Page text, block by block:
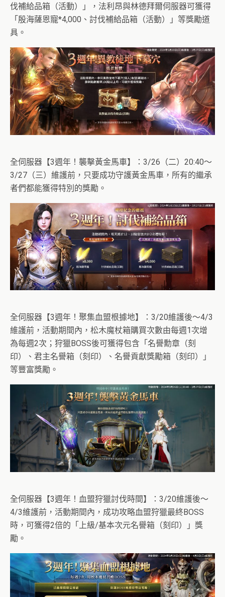
伐補給品箱（活動）」，法利昂與林德拜爾伺服器可獲得
「殷海薩恩寵*4,000、討伐補給品箱（活動）」等獎勵道
具。
全伺服器【3週年！襲擊黃金馬車】：3/26（二）20:40～
3/27（三）維護前，只要成功守護黃金馬車，所有的繼承
者們都能獲得特別的獎勵。
全伺服器【3週年！聚集血盟根據地】：3/20維護後～4/3
維護前，活動期間內，松木魔杖箱購買次數由每週1次增
為每週2次；狩獵BOSS後可獲得包含「名譽勳章（刻
印）、君主名譽箱（刻印）、名譽貢獻獎勵箱（刻印）」
等豐富獎勵。
全伺服器【3週年！血盟狩獵討伐時間】：3/20維護後～
4/3維護前，活動期間內，成功攻略血盟狩獵最終BOSS
時，可獲得2倍的「上級/基本次元名譽箱（刻印）」獎
勵。